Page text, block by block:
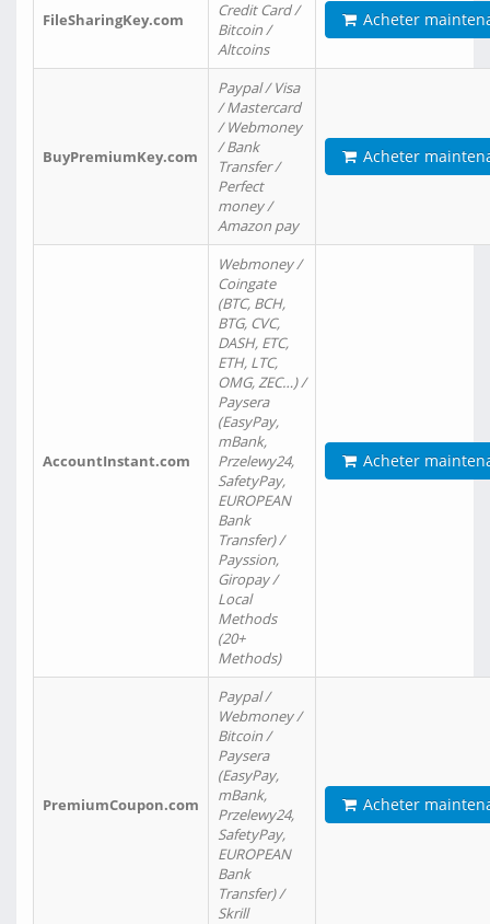
FileSharingKey.com
Credit Card /
Bitcoin /
Altcoins
Acheter
BuyPremiumKey.com
Paypal / Visa
/ Mastercard
/ Webmoney
/ Bank
Transfer /
Perfect
money /
Amazon pay
Acheter
AccountInstant.com
Webmoney /
Coingate
(BTC, BCH,
BTG, CVC,
DASH, ETC,
ETH, LTC,
OMG, ZEC…) /
Paysera
(EasyPay,
mBank,
Przelewy24,
SafetyPay,
EUROPEAN
Bank
Transfer) /
Payssion,
Giropay /
Local
Methods
(20+
Methods)
Acheter
PremiumCoupon.com
Paypal /
Webmoney /
Bitcoin /
Paysera
(EasyPay,
mBank,
Przelewy24,
SafetyPay,
EUROPEAN
Bank
Transfer) /
Skrill
Acheter